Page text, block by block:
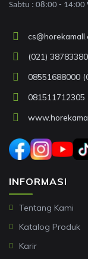
Sabtu : 08:00 - 14:00
INFORMASI
Tentang Kami
Katalog Produk
Karir
(021) 38783380
08551688000
081511712305